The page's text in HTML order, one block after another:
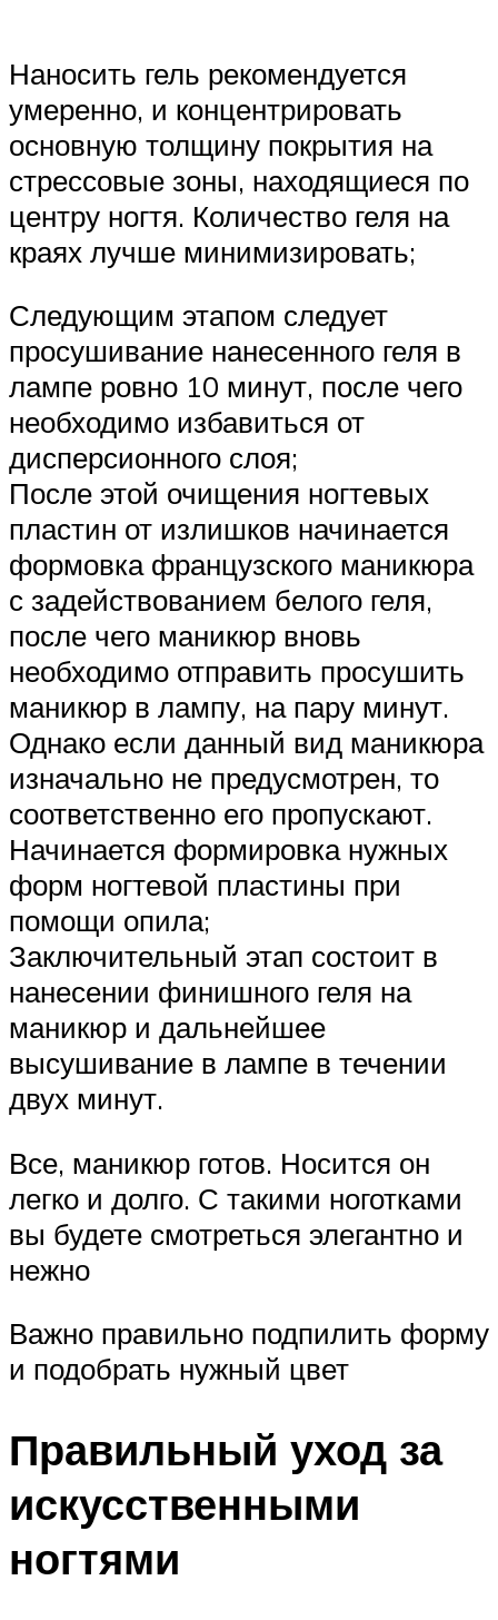
Наносить гель рекомендуется
умеренно, и концентрировать
основную толщину покрытия на
стрессовые зоны, находящиеся по
центру ногтя. Количество геля на
краях лучше минимизировать;
Следующим этапом следует
просушивание нанесенного геля в
лампе ровно 10 минут, после чего
необходимо избавиться от
дисперсионного слоя;
После этой очищения ногтевых
пластин от излишков начинается
формовка французского маникюра
с задействованием белого геля,
после чего маникюр вновь
необходимо отправить просушить
маникюр в лампу, на пару минут.
Однако если данный вид маникюра
изначально не предусмотрен, то
соответственно его пропускают.
Начинается формировка нужных
форм ногтевой пластины при
помощи опила;
Заключительный этап состоит в
нанесении финишного геля на
маникюр и дальнейшее
высушивание в лампе в течении
двух минут.
Все, маникюр готов. Носится он
легко и долго. С такими ноготками
вы будете смотреться элегантно и
нежно
Важно правильно подпилить форму
и подобрать нужный цвет
Правильный уход за
искусственными
ногтями